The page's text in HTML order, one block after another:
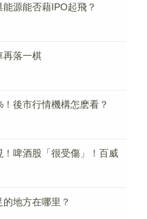
源能否藉IPO起飛？
再落一棋
後市行情機構怎麽看？
啤酒股「很受傷」！百威
地方在哪里？